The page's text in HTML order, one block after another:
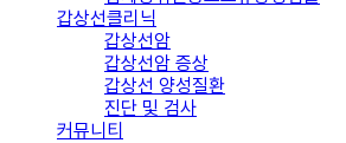
갑상선클리닉
갑상선암
갑상선암 증상
갑상선 양성질환
진단 및 검사
커뮤니티